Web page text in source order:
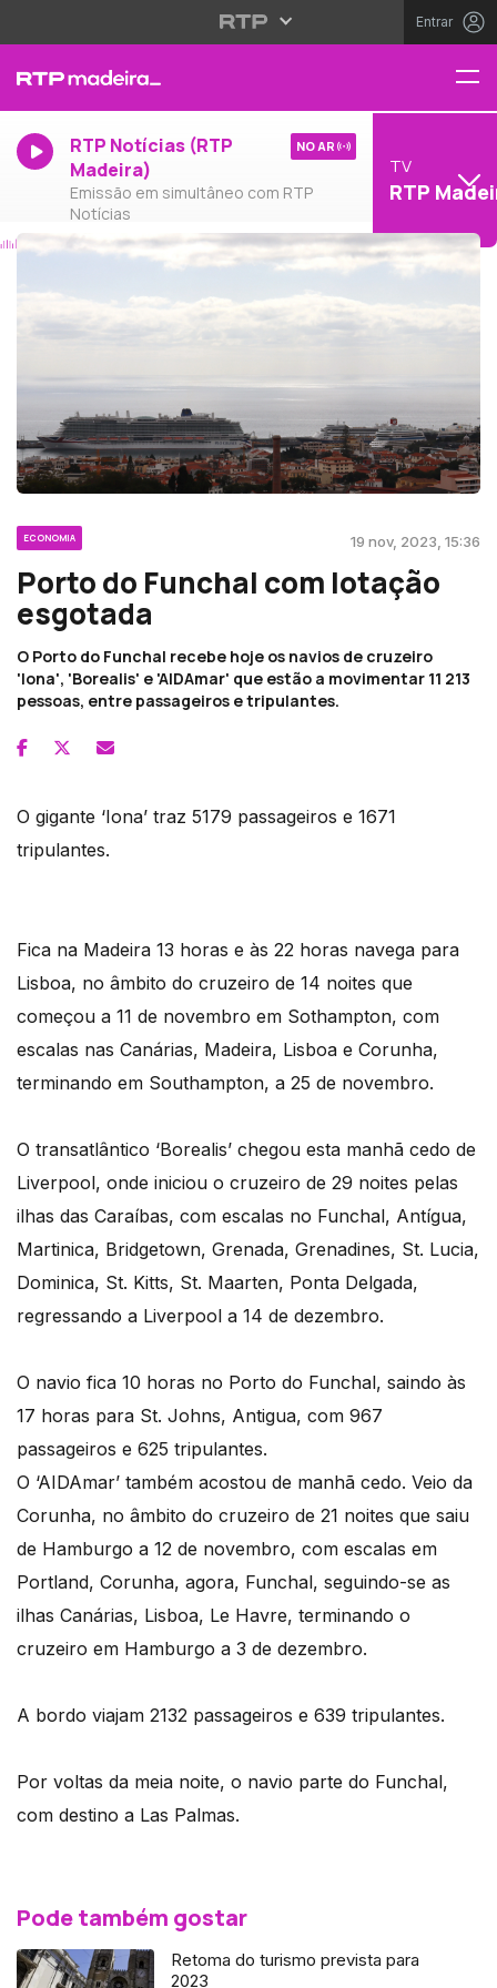
Entrar
RTP Notícias (RTP
Madeira)
Emissão em simultâneo com RTP
Notícias
NO AR
TV
RTP
ECONOMIA 19 nov, 2023, 15:36
Porto do Funchal com lotação
esgotada
O Porto do Funchal recebe hoje os navios de cruzeiro
'Iona', 'Borealis' e 'AIDAmar' que estão a movimentar 11 213
pessoas, entre passageiros e tripulantes.
O gigante ‘Iona’ traz 5179 passageiros e 1671
tripulantes.
Fica na Madeira 13 horas e às 22 horas navega para
Lisboa, no âmbito do cruzeiro de 14 noites que
começou a 11 de novembro em Sothampton, com
escalas nas Canárias, Madeira, Lisboa e Corunha,
terminando em Southampton, a 25 de novembro.
O transatlântico ‘Borealis’ chegou esta manhã cedo de
Liverpool, onde iniciou o cruzeiro de 29 noites pelas
ilhas das Caraíbas, com escalas no Funchal, Antígua,
Martinica, Bridgetown, Grenada, Grenadines, St. Lucia,
Dominica, St. Kitts, St. Maarten, Ponta Delgada,
regressando a Liverpool a 14 de dezembro.
O navio fica 10 horas no Porto do Funchal, saindo às
17 horas para St. Johns, Antigua, com 967
passageiros e 625 tripulantes.
O ‘AIDAmar’ também acostou de manhã cedo. Veio da
Corunha, no âmbito do cruzeiro de 21 noites que saiu
de Hamburgo a 12 de novembro, com escalas em
Portland, Corunha, agora, Funchal, seguindo-se as
ilhas Canárias, Lisboa, Le Havre, terminando o
cruzeiro em Hamburgo a 3 de dezembro.
A bordo viajam 2132 passageiros e 639 tripulantes.
Por voltas da meia noite, o navio parte do Funchal,
com destino a Las Palmas.
Pode também gostar
Retoma do turismo prevista para
2023